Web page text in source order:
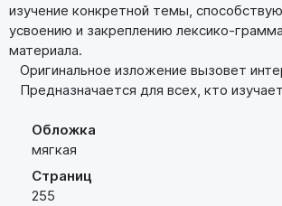
изучение конкретной темы,
усвоению и закреплению лексико-
материала.
Оригинальное изложение вызовет
Предназначается для всех, кто
Обложка
мягкая
Страниц
255